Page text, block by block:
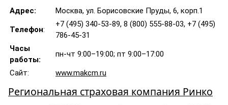
Адрес: Москва, ул. Борисовские Пруды, 6, корп.1
Телефон:
+7 (495) 340-53-89, 8 (800) 555-88-03, +7 (495)
786-45-31
Часы
работы:
пн-чт 9:00–19:00; пт 9:00–17:00
Сайт: www.makcm.ru
Региональная страховая компания Ринко